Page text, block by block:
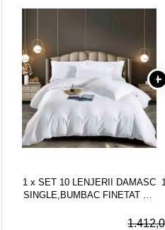
1 x SET 10 LENJERII DAMASC
SINGLE,BUMBAC FINETAT CU